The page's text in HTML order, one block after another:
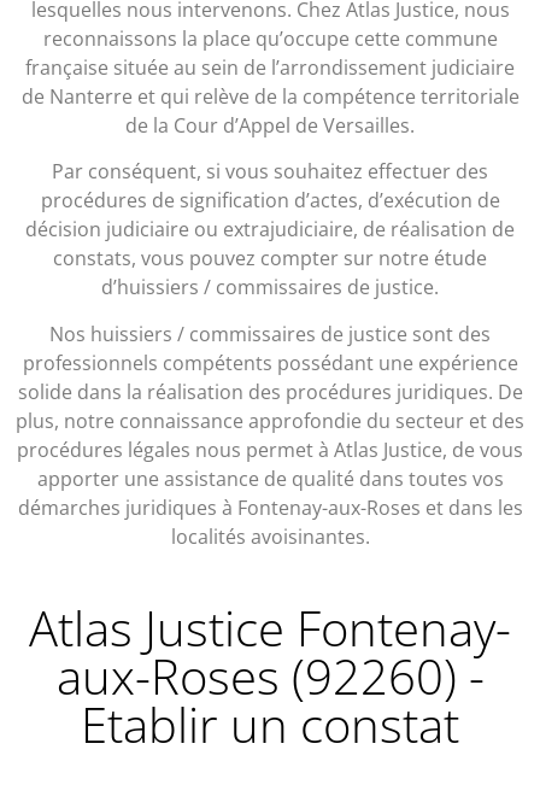
lesquelles nous intervenons. Chez Atlas Justice, nous
reconnaissons la place qu’occupe cette commune
française située au sein de l’arrondissement judiciaire
de Nanterre et qui relève de la compétence territoriale
de la Cour d’Appel de Versailles.
Par conséquent, si vous souhaitez effectuer des
procédures de signification d’actes, d’exécution de
décision judiciaire ou extrajudiciaire, de réalisation de
constats, vous pouvez compter sur notre étude
d’huissiers / commissaires de justice.
Nos huissiers / commissaires de justice sont des
professionnels compétents possédant une expérience
solide dans la réalisation des procédures juridiques. De
plus, notre connaissance approfondie du secteur et des
procédures légales nous permet à Atlas Justice, de vous
apporter une assistance de qualité dans toutes vos
démarches juridiques à Fontenay-aux-Roses et dans les
localités avoisinantes.
Atlas Justice Fontenay-
aux-Roses (92260) -
Etablir un constat